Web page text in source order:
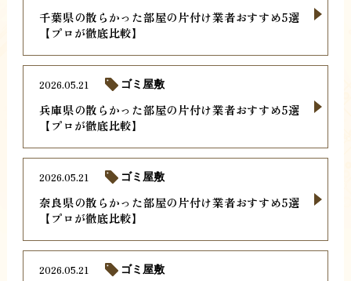
千葉県の散らかった部屋の片付け業者おすすめ5選
【プロが徹底比較】
兵庫県の散らかった部屋の片付け業者おすすめ5選
【プロが徹底比較】
2026.05.21 ゴミ屋敷
奈良県の散らかった部屋の片付け業者おすすめ5選
【プロが徹底比較】
2026.05.21 ゴミ屋敷
2026.05.21 ゴミ屋敷